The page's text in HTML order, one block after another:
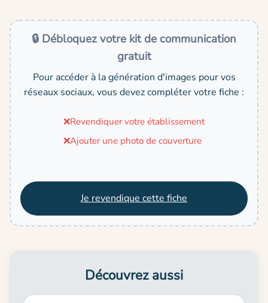
🔒 Débloquez votre kit de communication
gratuit
Pour accéder à la génération d'images pour vos
réseaux sociaux, vous devez compléter votre fiche :
❌Revendiquer votre établissement
❌Ajouter une photo de couverture
Je revendique cette fiche
Découvrez aussi